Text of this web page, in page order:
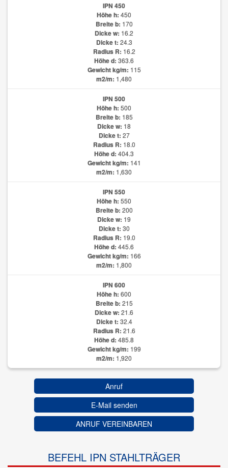
IPN 450
Höhe h: 450
Breite b: 170
Dicke w: 16.2
Dicke t: 24.3
Radius R: 16.2
Höhe d: 363.6
Gewicht kg/m: 115
m2/m: 1,480
IPN 500
Höhe h: 500
Breite b: 185
Dicke w: 18
Dicke t: 27
Radius R: 18.0
Höhe d: 404.3
Gewicht kg/m: 141
m2/m: 1,630
IPN 550
Höhe h: 550
Breite b: 200
Dicke w: 19
Dicke t: 30
Radius R: 19.0
Höhe d: 445.6
Gewicht kg/m: 166
m2/m: 1,800
IPN 600
Höhe h: 600
Breite b: 215
Dicke w: 21.6
Dicke t: 32.4
Radius R: 21.6
Höhe d: 485.8
Gewicht kg/m: 199
m2/m: 1,920
Anruf
E-Mail senden
ANRUF VEREINBAREN
BEFEHL IPN STAHLTRÄGER